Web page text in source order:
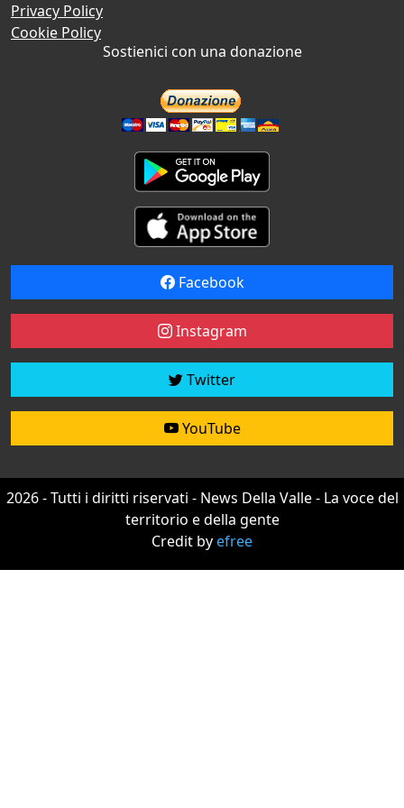
Privacy Policy
Cookie Policy
Sostienici con una donazione
Facebook
Instagram
Twitter
YouTube
2026 - Tutti i diritti riservati - News Della Valle - La voce del
territorio e della gente
Credit byefree